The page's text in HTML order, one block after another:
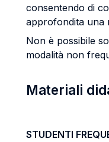
consentendo di
approfondita una
Non è possibile
modalità non
Materiali
STUDENTI